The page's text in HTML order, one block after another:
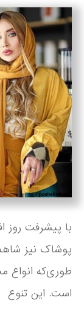
با پیشرفت روز
پوشاک نیز
طوری‌که انواع
است. این تنوع